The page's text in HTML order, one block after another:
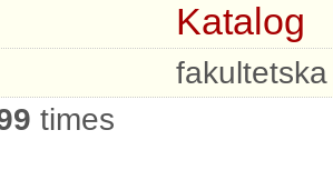
Katalog
times